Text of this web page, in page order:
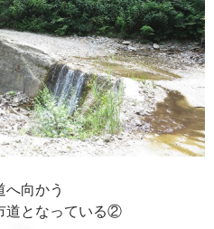
向かう
道となっている②